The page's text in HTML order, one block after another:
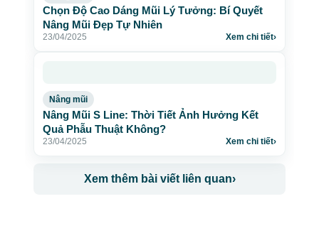
Chọn Độ Cao Dáng Mũi Lý Tưởng: Bí Quyết
Nâng Mũi Đẹp Tự Nhiên
23/04/2025 Xem chi tiết›
Nâng mũi
Nâng Mũi S Line: Thời Tiết Ảnh Hưởng Kết
Quả Phẫu Thuật Không?
23/04/2025 Xem chi tiết›
Xem thêm bài viết liên quan›